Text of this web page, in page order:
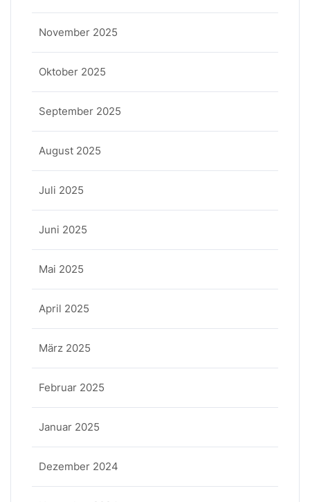
November 2025
Oktober 2025
September 2025
August 2025
Juli 2025
Juni 2025
Mai 2025
April 2025
März 2025
Februar 2025
Januar 2025
Dezember 2024